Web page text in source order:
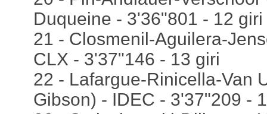
Duqueine - 3'36"801 - 12 giri
21 - Closmenil-Aguilera-
CLX - 3'37"146 - 13 giri
22 - Lafargue-Rinicella-Van
Gibson) - IDEC - 3'37"209 -